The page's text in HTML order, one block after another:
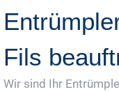
Fils
Wir sind Ihr